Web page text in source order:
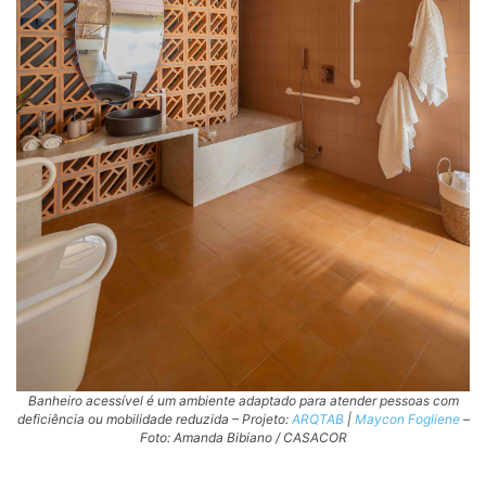
Banheiro acessível é um ambiente adaptado para atender pessoas com
deficiência ou mobilidade reduzida – Projeto: ARQTAB| Maycon Fogliene–
Foto: Amanda Bibiano / CASACOR